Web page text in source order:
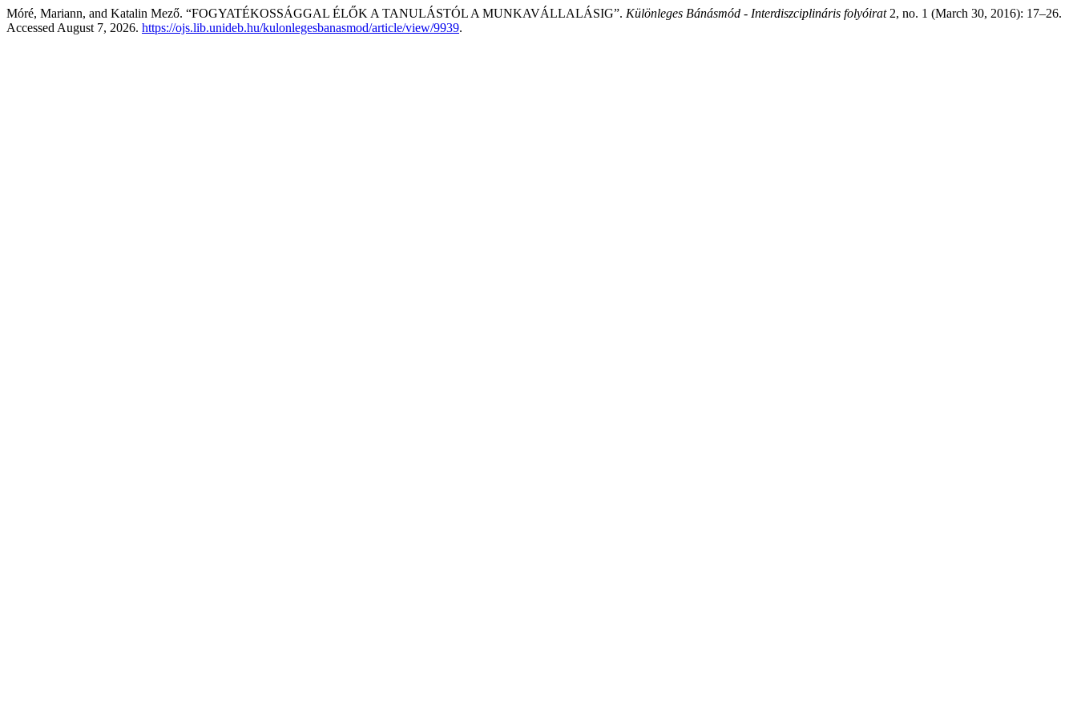
Móré, Mariann, and Katalin Mező. “FOGYATÉKOSSÁGGAL ÉLŐK A TANULÁSTÓL A MUNKAVÁLLALÁSIG”. Különleges Bánásmód - Interdiszciplináris folyóirat2, no. 1 (March 30, 2016): 17–26.
Accessed August 7, 2026. https://ojs.lib.unideb.hu/kulonlegesbanasmod/article/view/9939.